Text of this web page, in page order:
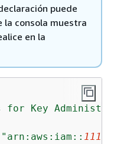
puede
consola muestra
en la
for Key
"arn:aws:iam::